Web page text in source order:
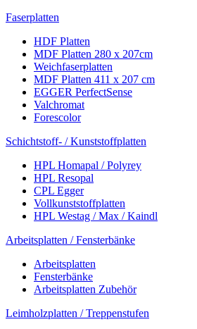
Faserplatten
HDF Platten
MDF Platten 280 x 207cm
Weichfaserplatten
MDF Platten 411 x 207 cm
EGGER PerfectSense
Valchromat
Forescolor
Schichtstoff- / Kunststoffplatten
HPL Homapal / Polyrey
HPL Resopal
CPL Egger
Vollkunststoffplatten
HPL Westag / Max / Kaindl
Arbeitsplatten / Fensterbänke
Arbeitsplatten
Fensterbänke
Arbeitsplatten Zubehör
Leimholzplatten / Treppenstufen